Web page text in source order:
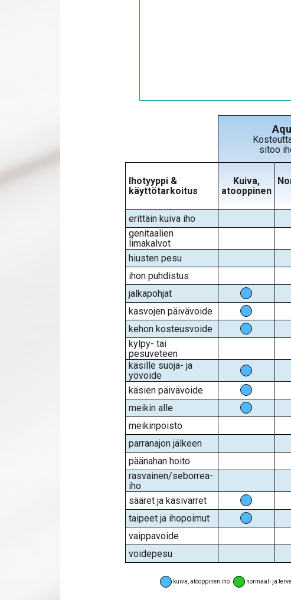
sitoo
Ihotyyppi &
käyttötarkoitus
Kuiva,
atooppinen
erittäin kuiva iho
genitaalien
limakalvot
hiusten pesu
ihon puhdistus
jalkapohjat
kasvojen päivävoide
kehon kosteusvoide
kylpy- tai
pesuveteen
käsille suoja- ja
yövoide
käsien päivävoide
meikin alle
meikinpoisto
parranajon jälkeen
päänahan hoito
rasvainen/seborrea-
iho
sääret ja käsivarret
taipeet ja ihopoimut
vaippavoide
voidepesu
kuiva, atooppinen iho normaali ja